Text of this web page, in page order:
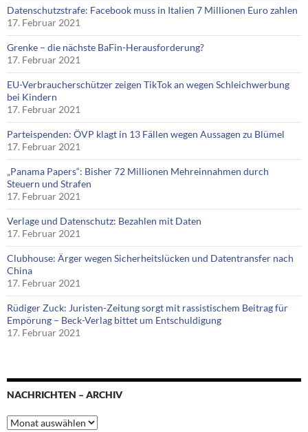
Datenschutzstrafe: Facebook muss in Italien 7 Millionen Euro zahlen
17. Februar 2021
Grenke – die nächste BaFin-Herausforderung?
17. Februar 2021
EU-Verbraucherschützer zeigen TikTok an wegen Schleichwerbung
bei Kindern
17. Februar 2021
Parteispenden: ÖVP klagt in 13 Fällen wegen Aussagen zu Blümel
17. Februar 2021
„Panama Papers“: Bisher 72 Millionen Mehreinnahmen durch
Steuern und Strafen
17. Februar 2021
Verlage und Datenschutz: Bezahlen mit Daten
17. Februar 2021
Clubhouse: Ärger wegen Sicherheitslücken und Datentransfer nach
China
17. Februar 2021
Rüdiger Zuck: Juristen-Zeitung sorgt mit rassistischem Beitrag für
Empörung – Beck-Verlag bittet um Entschuldigung
17. Februar 2021
NACHRICHTEN – ARCHIV
Nachrichten